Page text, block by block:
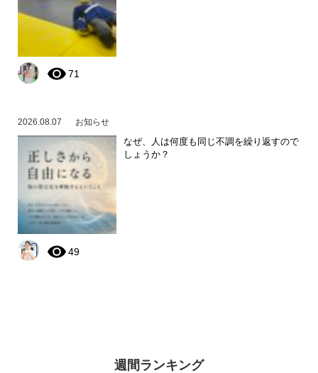
71
2026.08.07 お知らせ
なぜ、人は何度も同じ不調を繰り返すので
しょうか？
49
週間ランキング